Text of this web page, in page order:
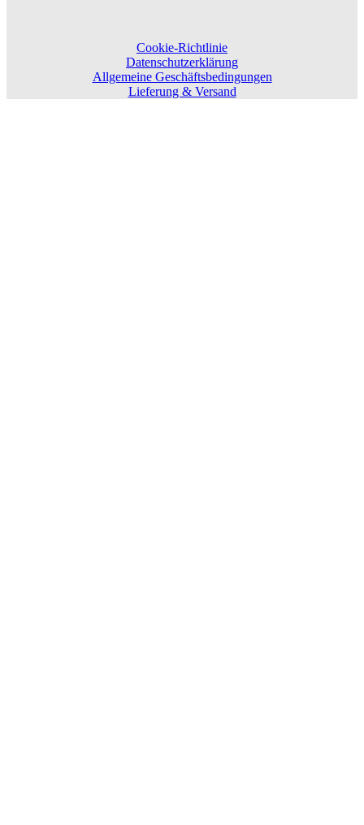
Cookie-Richtlinie
Datenschutzerklärung
Allgemeine Geschäftsbedingungen
Lieferung & Versand